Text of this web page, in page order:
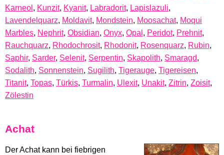
Karneol , Kunzit, Kyanit, Labradorit, Lapislazuli,
Lavendelquarz, Moldavit, Mondstein, Moosachat, Moqui
Marbles, Nephrit, Obsidian, Onyx, Opal , Peridot, Prehnit,
Rauchquarz, Rhodochrosit, Rhodonit, Rosenquarz, Rubin,
Saphir, Sarder, Selenit, Serpentin, Skapolith, Smaragd,
Sodalith, Sonnenstein, Sugilith, Tigerauge, Tigereisen,
Titanit, Topas, Türkis, Turmalin, Ulexit, Unakit, Zitrin, Zoisit,
Zölestin
Achat
Der Achat kann bei fiebrigen